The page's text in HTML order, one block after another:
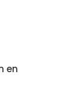
en